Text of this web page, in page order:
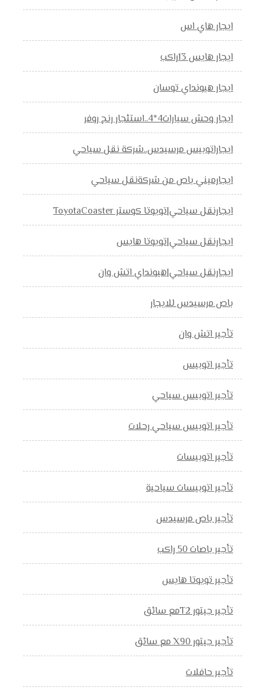
ايجار هاي اس
ايجار هايس 13راكب
ايجار هيونداي توسان
ايجار وحش سيارات4*4..استئجار رنج روفر
ايجاراتوبيس مرسيدس..شركة نقل سياحي
ايجارميني باص من شركةنقل سياحي
ايجارنقل سياحي|تويوتا كوستر ToyotaCoaster
ايجارنقل سياحي|تويوتا هايس
ايجارنقل سياحي|هيونداي اتش وان
باص مرسيدس للايجار
تأجير اتش وان
تأجير اتوبيس
تأجير اتوبيس سياحي
تأجير اتوبيس سياحي رحلات
تأجير اتوبيسات
تأجير اتوبيسات سياحية
تأجير باص مرسيدس
تأجير باصات 50 راكب
تأجير تويوتا هايس
تأجير جيتور T2مع سائق
تأجير جيتور X90 مع سائق
تأجير حافلات